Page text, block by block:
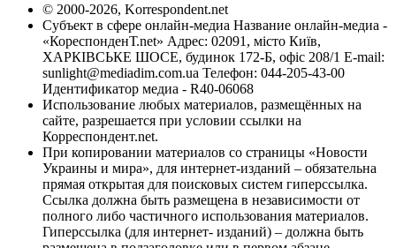
© 2000-2026, Korrespondent.net
Субъект в сфере онлайн-медиа Название онлайн-медиа -
«КореспонденТ.net» Адрес: 02091, місто Київ,
ХАРКІВСЬКЕ ШОСЕ, будинок 172-Б, офіс 208/1 E-mail:
sunlight@mediadim.com.ua Телефон: 044-205-43-00
Идентификатор медиа - R40-06068
Использование любых материалов, размещённых на
сайте, разрешается при условии ссылки на
Корреспондент.net.
При копировании материалов со страницы «Новости
Украины и мира», для интернет-изданий – обязательна
прямая открытая для поисковых систем гиперссылка.
Ссылка должна быть размещена в независимости от
полного либо частичного использования материалов.
Гиперссылка (для интернет- изданий) – должна быть